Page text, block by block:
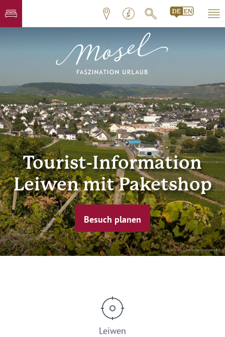
© Verein Römische Weinstraße
Tourist-Information
Leiwen mit Paketshop
Besuch planen
Leiwen